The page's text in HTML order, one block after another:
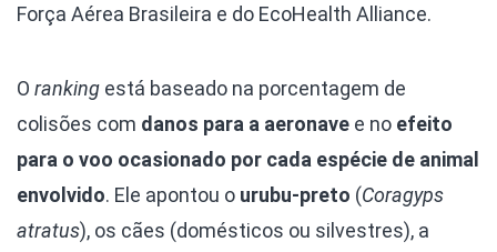
Força Aérea Brasileira e do EcoHealth Alliance.
O ranking está baseado na porcentagem de
colisões com danos para a aeronave e no efeito
para o voo ocasionado por cada espécie de animal
envolvido. Ele apontou o urubu-preto (Coragyps
atratus), os cães (domésticos ou silvestres), a